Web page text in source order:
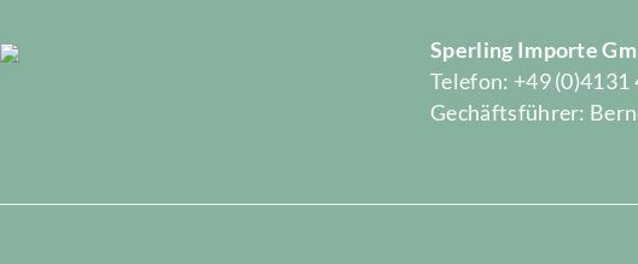
Sperling Importe
Telefon: +49 (0)4131
Gechäftsführer: